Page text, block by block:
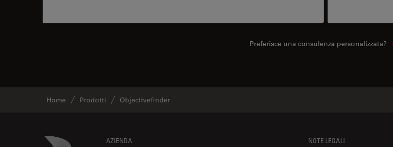
Preferisce una consulenza personalizzata?
Home Prodotti Objectivefinder
Danaher Logo AZIENDA NOTE LEGALI